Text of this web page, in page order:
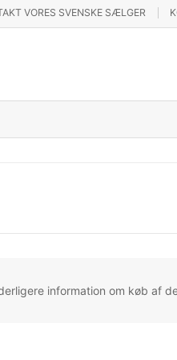
VORES SVENSKE SÆLGER
information om køb af